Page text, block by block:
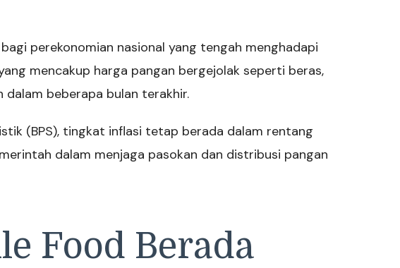
perekonomian nasional yang tengah menghadapi
mencakup harga pangan bergejolak seperti beras,
dalam beberapa bulan terakhir.
(BPS), tingkat inflasi tetap berada dalam rentang
dalam menjaga pasokan dan distribusi pangan
Food Berada